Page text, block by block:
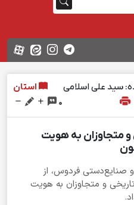
سید علی اسلامی
استان
0
و متجاوزان به هویت
صنایع‌دستی فردوس، از
و متجاوزان به هویت